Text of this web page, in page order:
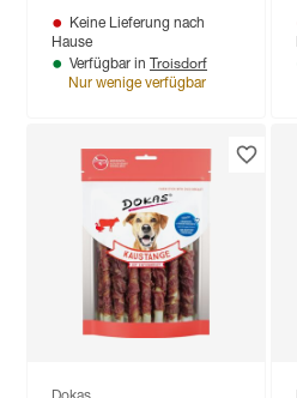
Keine Lieferung nach
Hause
Verfügbar in Troisdorf
Nur wenige verfügbar